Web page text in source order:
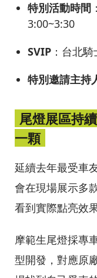
特別活動時間
3:00~3:30
SVIP ：台北騎
特別邀請主持
尾燈展區持
一顆
延續去年最受車
會在現場展示多
看到實際點亮效果
摩範生尾燈採專
型開發，對應原